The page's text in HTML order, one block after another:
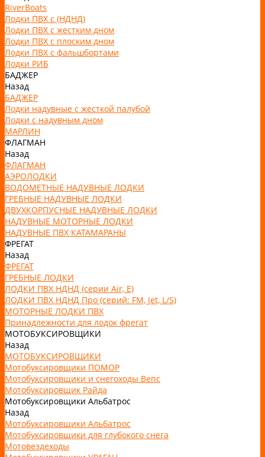
RiverBoats
Лодки ПВХ с (НДНД)
Лодки ПВХ с жестким дном
Лодки ПВХ с плоским дном
Лодки ПВХ с фальшбортами
Лодки РИБ
БАДЖЕР
Назад
БАДЖЕР
Лодки надувные с жесткой палубой
Лодки с надувным дном
МАРЛИН
ФЛАГМАН
Назад
ФЛАГМАН
АЭРОЛОДКИ
ВОДОМЕТНЫЕ НАДУВНЫЕ ЛОДКИ
ГРЕБНЫЕ НАДУВНЫЕ ЛОДКИ
ДВУХКОРПУСНЫЕ НАДУВНЫЕ ЛОДКИ
НАДУВНЫЕ МОТОРНЫЕ ЛОДКИ
НАДУВНЫЕ ПВХ КАТАМАРАНЫ
ФРЕГАТ
Назад
ФРЕГАТ
ГРЕБНЫЕ ЛОДКИ
ЛОДКИ ПВХ НДНД (серии Air, Е)
ЛОДКИ ПВХ НДНД Про (серий: FM, Jet, L/S)
МОТОРНЫЕ ЛОДКИ ПВХ
Принадлежности для лодок фрегат
МОТОБУКСИРОВЩИКИ
Назад
МОТОБУКСИРОВЩИКИ
Мотобуксировщики ПОМОР
Мотобуксировщики и снегоходы Вепс
Мотобуксировщик Райда
Мотобуксировщики Альбатрос
Назад
Мотобуксировщики Альбатрос
Мотобуксировщики для глубокого снега
Мотовездеходы